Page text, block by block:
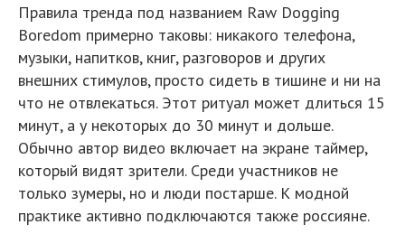
Правила тренда под названием Raw Dogging
Boredom примерно таковы: никакого телефона,
музыки, напитков, книг, разговоров и других
внешних стимулов, просто сидеть в тишине и ни на
что не отвлекаться. Этот ритуал может длиться 15
минут, а у некоторых до 30 минут и дольше.
Обычно автор видео включает на экране таймер,
который видят зрители. Среди участников не
только зумеры, но и люди постарше. К модной
практике активно подключаются также россияне.